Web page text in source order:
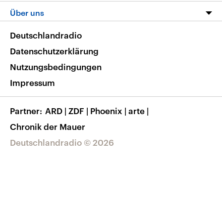
Neue Beiträge auf dlf.de
Deutschlandfunk App
Nachrichten App
Frequenzen
FAQ
Veranstaltungen
Musikliste
RSS
Über uns
Barrierefreiheit
Deutschlandradio © 2026
Deutschlandradio
Datenschutzerklärung
Nutzungsbedingungen
Impressum
Partner ARD | ZDF | Phoenix | arte |
Chronik der Mauer